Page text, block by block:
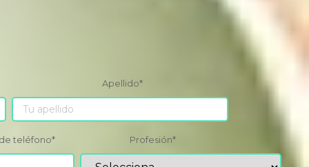
Apellido*
teléfono* Profesión*